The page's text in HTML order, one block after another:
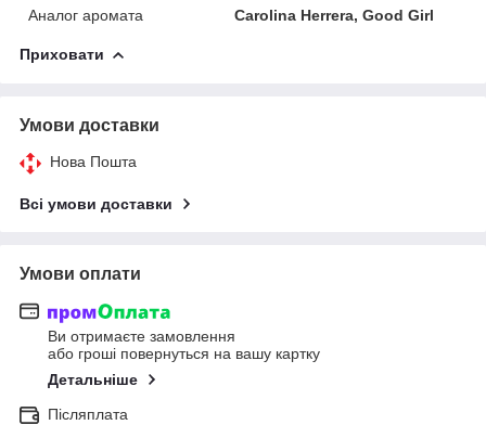
Аналог аромата
Carolina Herrera, Good Girl
Приховати
Умови доставки
Нова Пошта
Всі умови доставки
Умови оплати
Ви отримаєте замовлення
або гроші повернуться на вашу картку
Детальніше
Післяплата